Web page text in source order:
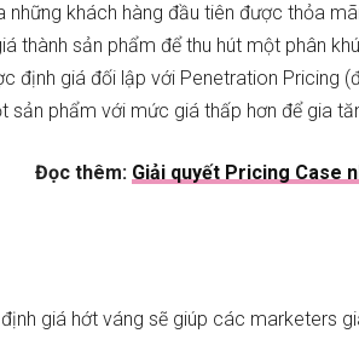
những khách hàng đầu tiên được thỏa
thành sản phẩm để thu hút một phân
định giá đối lập với Penetration Pricing
sản phẩm với mức giá thấp hơn để gia
Đọc thêm: Giải quyết Pricing Case
giá hớt váng sẽ giúp các marketers